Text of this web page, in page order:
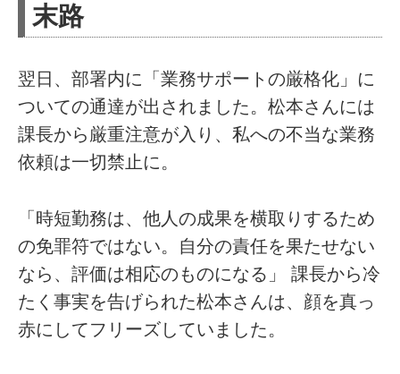
末路
翌日、部署内に「業務サポートの厳格化」に
ついての通達が出されました。松本さんには
課長から厳重注意が入り、私への不当な業務
依頼は一切禁止に。
「時短勤務は、他人の成果を横取りするため
の免罪符ではない。自分の責任を果たせない
なら、評価は相応のものになる」 課長から冷
たく事実を告げられた松本さんは、顔を真っ
赤にしてフリーズしていました。